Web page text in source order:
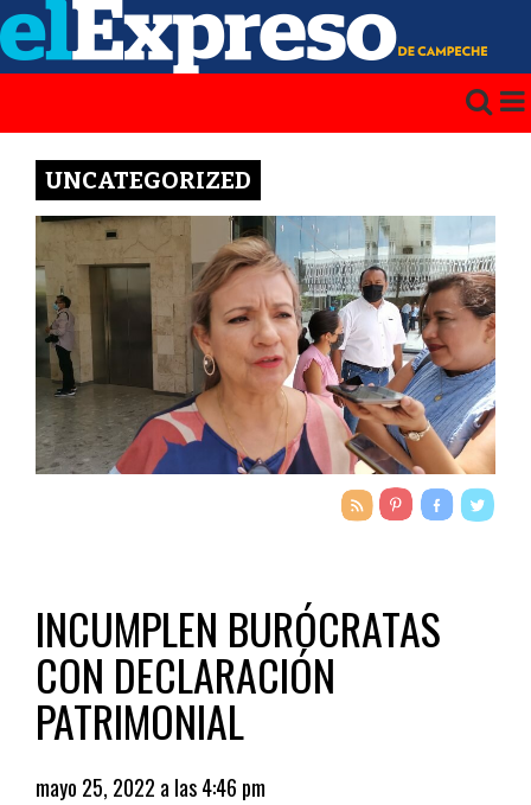
UNCATEGORIZED
INCUMPLEN BURÓCRATAS
CON DECLARACIÓN
PATRIMONIAL
mayo 25, 2022 a las 4:46 pm